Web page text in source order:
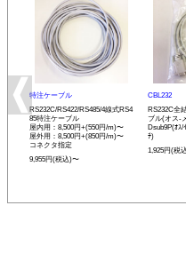
特注ケーブル
RS232C/RS422/RS485/4線式RS4
85特注ケーブル
屋内用：8,500円+(550円/m)〜
屋外用：8,500円+(850円/m)〜
コネクタ指定
9,955円(税込)〜
CBL232
RS232C全
ブル(オス-
Dsub9P(ｵｽ/
ﾁ)
1,925円(税